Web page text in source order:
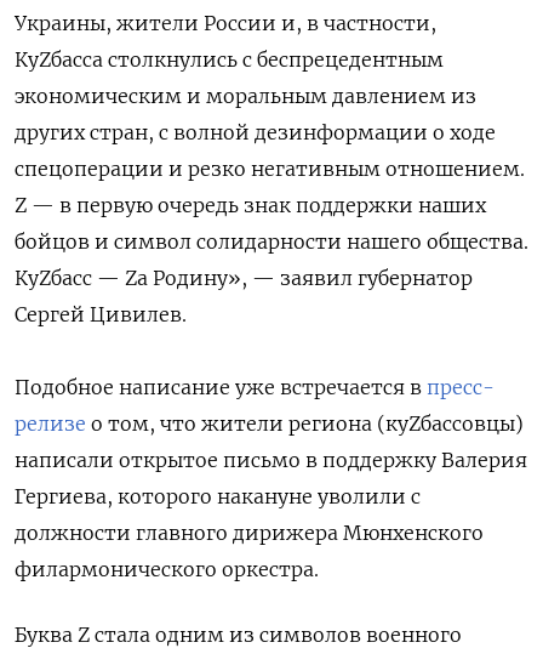
Украины, жители России и, в частности,
КуZбасса столкнулись с беспрецедентным
экономическим и моральным давлением из
других стран, с волной дезинформации о ходе
спецоперации и резко негативным отношением.
Z — в первую очередь знак поддержки наших
бойцов и символ солидарности нашего общества.
КуZбасс — Zа Родину», — заявил губернатор
Сергей Цивилев.
Подобное написание уже встречается в пресс-
релизе о том, что жители региона (куZбассовцы)
написали открытое письмо в поддержку Валерия
Гергиева, которого накануне уволили с
должности главного дирижера Мюнхенского
филармонического оркестра.
Буква Z стала одним из символов военного